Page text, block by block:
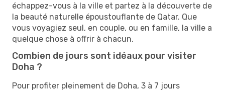
échappez-vous à la ville et partez à la découverte de
la beauté naturelle époustouflante de Qatar. Que
vous voyagiez seul, en couple, ou en famille, la ville a
quelque chose à offrir à chacun.
Combien de jours sont idéaux pour visiter
Doha ?
Pour profiter pleinement de Doha, 3 à 7 jours